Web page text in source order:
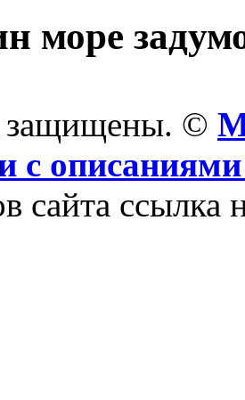
море
защищены. ©
с
сайта ссылка